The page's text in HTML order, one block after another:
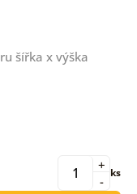
šířka x výška
-
+ ks